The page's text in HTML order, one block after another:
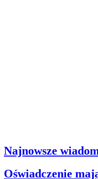
Najnowsze
Oświadczenie